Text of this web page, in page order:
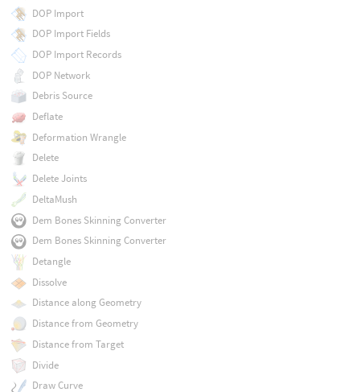
DOP Import
DOP Import Fields
DOP Import Records
DOP Network
Debris Source
Deflate
Deformation Wrangle
Delete
Delete Joints
DeltaMush
Dem Bones Skinning Converter
Dem Bones Skinning Converter
Detangle
Dissolve
Distance along Geometry
Distance from Geometry
Distance from Target
Divide
Draw Curve